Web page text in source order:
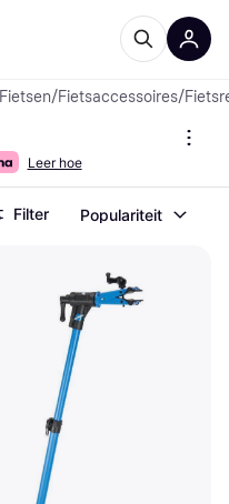
Fietsen/Fietsaccessoires/
Leer hoe
Filter Populariteit